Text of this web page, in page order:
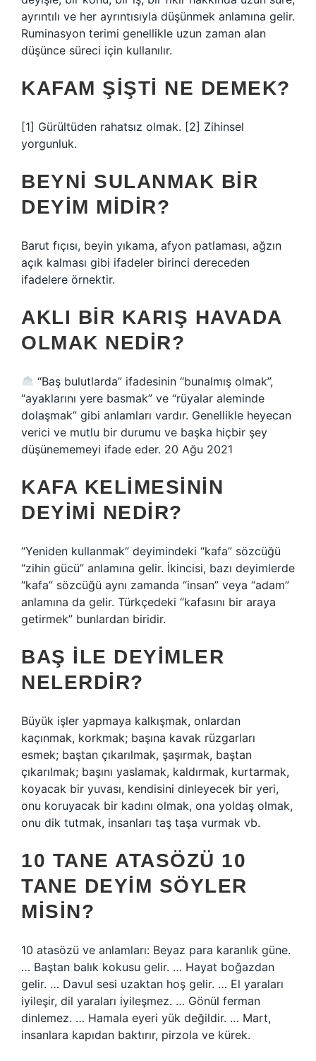
ayrıntılı ve her ayrıntısıyla düşünmek anlamına gelir.
Ruminasyon terimi genellikle uzun zaman alan
düşünce süreci için kullanılır.
KAFAM ŞIŞTI NE DEMEK?
[1] Gürültüden rahatsız olmak. [2] Zihinsel
yorgunluk.
BEYNI SULANMAK BIR
DEYIM MIDIR?
Barut fıçısı, beyin yıkama, afyon patlaması, ağzın
açık kalması gibi ifadeler birinci dereceden
ifadelere örnektir.
AKLI BIR KARIŞ HAVADA
OLMAK NEDIR?
“Baş bulutlarda” ifadesinin “bunalmış olmak”,
“ayaklarını yere basmak” ve “rüyalar aleminde
dolaşmak” gibi anlamları vardır. Genellikle heyecan
verici ve mutlu bir durumu ve başka hiçbir şey
düşünememeyi ifade eder. ⁠20 Ağu 2021
KAFA KELIMESININ
DEYIMI NEDIR?
“Yeniden kullanmak” deyimindeki “kafa” sözcüğü
“zihin gücü” anlamına gelir. İkincisi, bazı deyimlerde
“kafa” sözcüğü aynı zamanda “insan” veya “adam”
anlamına da gelir. Türkçedeki “kafasını bir araya
getirmek” bunlardan biridir.
BAŞ ILE DEYIMLER
NELERDIR?
Büyük işler yapmaya kalkışmak, onlardan
kaçınmak, korkmak; başına kavak rüzgarları
esmek; baştan çıkarılmak, şaşırmak, baştan
çıkarılmak; başını yaslamak, kaldırmak, kurtarmak,
koyacak bir yuvası, kendisini dinleyecek bir yeri,
onu koruyacak bir kadını olmak, ona yoldaş olmak,
onu dik tutmak, insanları taş taşa vurmak vb.
10 TANE ATASÖZÜ 10
TANE DEYIM SÖYLER
MISIN?
10 atasözü ve anlamları: Beyaz para karanlık güne.
… Baştan balık kokusu gelir. … Hayat boğazdan
gelir. … Davul sesi uzaktan hoş gelir. … El yaraları
iyileşir, dil yaraları iyileşmez. … Gönül ferman
dinlemez. … Hamala eyeri yük değildir. … Mart,
insanlara kapıdan baktırır, pirzola ve kürek.